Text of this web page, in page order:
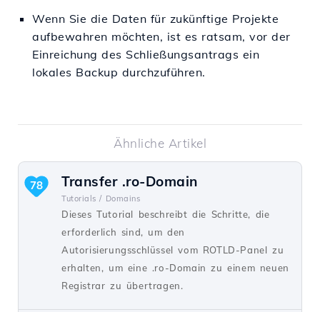
Wenn Sie die Daten für zukünftige Projekte
aufbewahren möchten, ist es ratsam, vor der
Einreichung des Schließungsantrags ein
lokales Backup durchzuführen.
Ähnliche Artikel
Transfer .ro-Domain
Tutorials / Domains
Dieses Tutorial beschreibt die Schritte, die
erforderlich sind, um den
Autorisierungsschlüssel vom ROTLD-Panel zu
erhalten, um eine .ro-Domain zu einem neuen
Registrar zu übertragen.
78